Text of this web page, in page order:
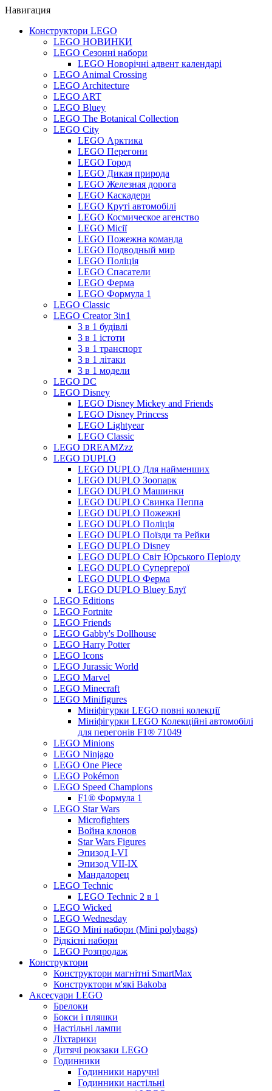
Навигация
Конструктори LEGO
LEGO НОВИНКИ
LEGO Сезонні набори
LEGO Новорічні адвент календарі
LEGO Animal Crossing
LEGO Architecture
LEGO ART
LEGO Bluey
LEGO The Botanical Collection
LEGO City
LEGO Арктика
LEGO Перегони
LEGO Город
LEGO Дикая природа
LEGO Железная дорога
LEGO Каскадери
LEGO Круті автомобілі
LEGO Космическое агенство
LEGO Місії
LEGO Пожежна команда
LEGO Подводный мир
LEGO Поліція
LEGO Спасатели
LEGO Ферма
LEGO Формула 1
LEGO Classic
LEGO Creator 3in1
3 в 1 будівлі
3 в 1 істоти
3 в 1 транспорт
3 в 1 літаки
3 в 1 модели
LEGO DC
LEGO Disney
LEGO Disney Mickey and Friends
LEGO Disney Princess
LEGO Lightyear
LEGO Classic
LEGO DREAMZzz
LEGO DUPLO
LEGO DUPLO Для найменших
LEGO DUPLO Зоопарк
LEGO DUPLO Машинки
LEGO DUPLO Свинка Пеппа
LEGO DUPLO Пожежні
LEGO DUPLO Поліція
LEGO DUPLO Поїзди та Рейки
LEGO DUPLO Disney
LEGO DUPLO Світ Юрського Періоду
LEGO DUPLO Супергерої
LEGO DUPLO Ферма
LEGO DUPLO Bluey Блуї
LEGO Editions
LEGO Fortnite
LEGO Friends
LEGO Gabby's Dollhouse
LEGO Harry Potter
LEGO Icons
LEGO Jurassic World
LEGO Marvel
LEGO Minecraft
LEGO Minifigures
Мініфігурки LEGO повні колекції
Мініфігурки LEGO Колекційні автомобілі
для перегонів F1® 71049
LEGO Minions
LEGO Ninjago
LEGO One Piece
LEGO Pokémon
LEGO Speed Champions
F1® Формула 1
LEGO Star Wars
Microfighters
Война клонов
Star Wars Figures
Эпизод I-VI
Эпизод VII-IX
Мандалорец
LEGO Technic
LEGO Technic 2 в 1
LEGO Wicked
LEGO Wednesday
LEGO Міні набори (Mini polybags)
Рідкісні набори
LEGO Розпродаж
Конструктори
Конструктори магнітні SmartMax
Конструктори м'які Bakoba
Аксесуари LEGO
Брелоки
Бокси і пляшки
Настільні лампи
Ліхтарики
Дитячі рюкзаки LEGO
Годинники
Годинники наручні
Годинники настільні